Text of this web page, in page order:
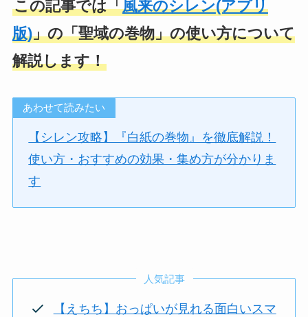
この記事では「風来のシレン(アプリ
版)」の「聖域の巻物」の使い方について
解説します！
あわせて読みたい
【シレン攻略】『白紙の巻物』を徹底解説！
使い方・おすすめの効果・集め方が分かりま
す
人気記事
【えちち】おっぱいが見れる面白いスマ